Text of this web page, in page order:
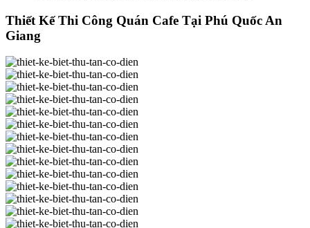
Thiết Kế Thi Công Quán Cafe Tại Phú Quốc An
Giang